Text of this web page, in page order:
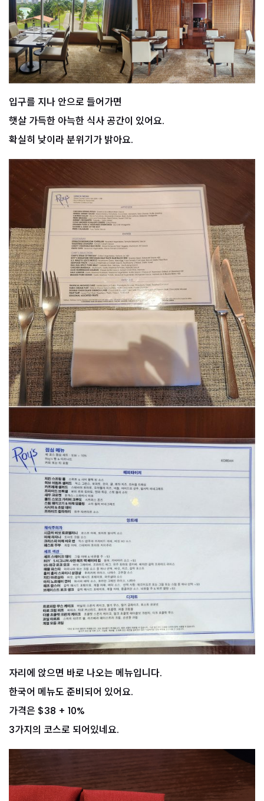
입구를 지나 안으로 들어가면
햇살 가득한 아늑한 식사 공간이 있어요.
확실히 낮이라 분위기가 밝아요.
자리에 앉으면 바로 나오는 메뉴입니다.
한국어 메뉴도 준비되어 있어요.
가격은 $38 + 10%
3가지의 코스로 되어있네요.